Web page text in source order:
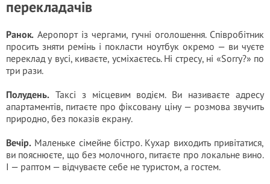
перекладачів
Ранок. Аеропорт із чергами, гучні оголошення. Співробітник
просить зняти ремінь і покласти ноутбук окремо — ви чуєте
переклад у вусі, киваєте, усміхаєтесь. Ні стресу, ні «Sorry?» по
три рази.
Полудень. Таксі з місцевим водієм. Ви називаєте адресу
апартаментів, питаєте про фіксовану ціну — розмова звучить
природно, без показів екрану.
Вечір. Маленьке сімейне бістро. Кухар виходить привітатися,
ви пояснюєте, що без молочного, питаєте про локальне вино.
І — раптом — відчуваєте себе не туристом, а гостем.